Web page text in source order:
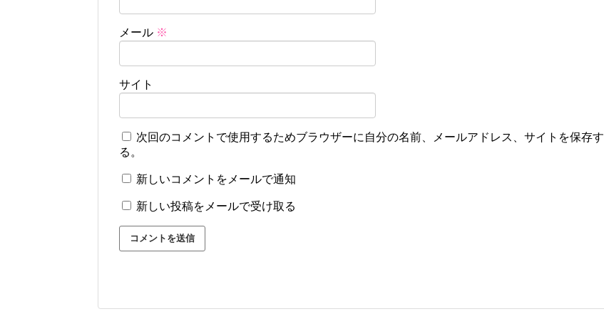
メール ※
サイト
次回のコメントで使用するためブラウザーに自分の名前、メールアドレス、サイトを保存す
る。
新しいコメントをメールで通知
新しい投稿をメールで受け取る